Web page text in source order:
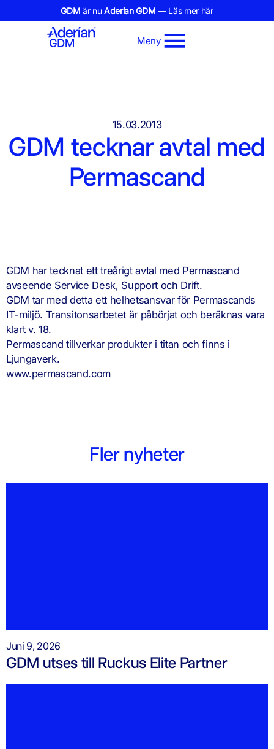
GDM är nuAderian GDM — Läs mer här
Meny
15.03.2013
GDM tecknar avtal med
Permascand
GDM har tecknat ett treårigt avtal med Permascand
avseende Service Desk, Support och Drift.
GDM tar med detta ett helhetsansvar för Permascands
IT-miljö. Transitonsarbetet är påbörjat och beräknas vara
klart v. 18.
Permascand tillverkar produkter i titan och finns i
Ljungaverk.
www.permascand.com
Fler nyheter
Juni 9, 2026
GDM utses till Ruckus Elite Partner